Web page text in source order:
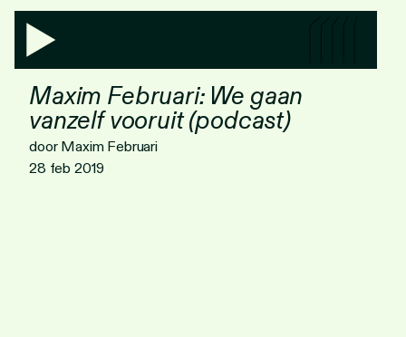
Maxim Februari: We gaan
vanzelf vooruit (podcast)
door Maxim Februari
28 feb 2019